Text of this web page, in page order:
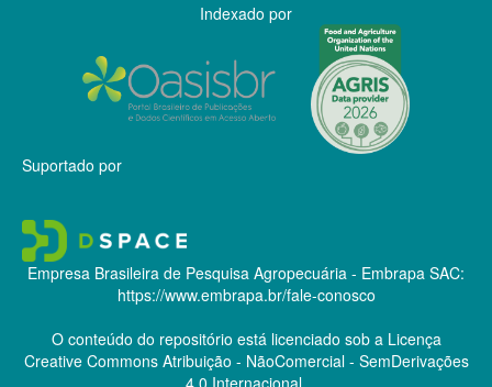
Indexado por
Suportado por
Empresa Brasileira de Pesquisa Agropecuária - Embrapa SAC:
https://www.embrapa.br/fale-conosco
O conteúdo do repositório está licenciado sob a Licença
Creative CommonsAtribuição - NãoComercial - SemDerivações
4.0 Internacional.